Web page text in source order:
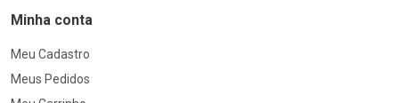
Minha conta
Meu Cadastro
Meus Pedidos